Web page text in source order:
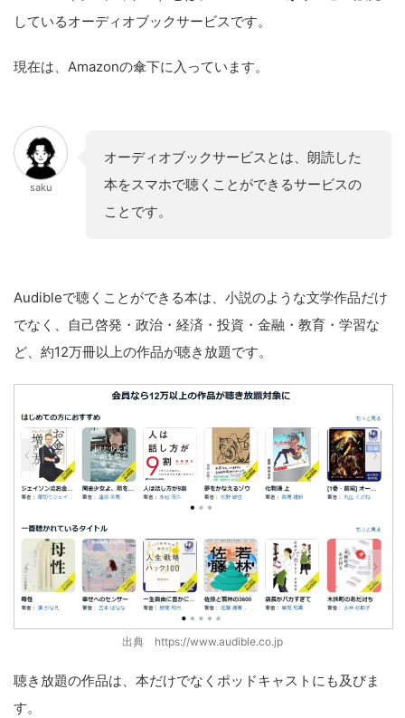
しているオーディオブックサービスです。
現在は、Amazonの傘下に入っています。
saku
オーディオブックサービスとは、朗読した
本をスマホで聴くことができるサービスの
ことです。
Audibleで聴くことができる本は、小説のような文学作品だけ
でなく、自己啓発・政治・経済・投資・金融・教育・学習な
ど、約12万冊以上の作品が聴き放題です。
出典 https://www.audible.co.jp
聴き放題の作品は、本だけでなくポッドキャストにも及びま
す。